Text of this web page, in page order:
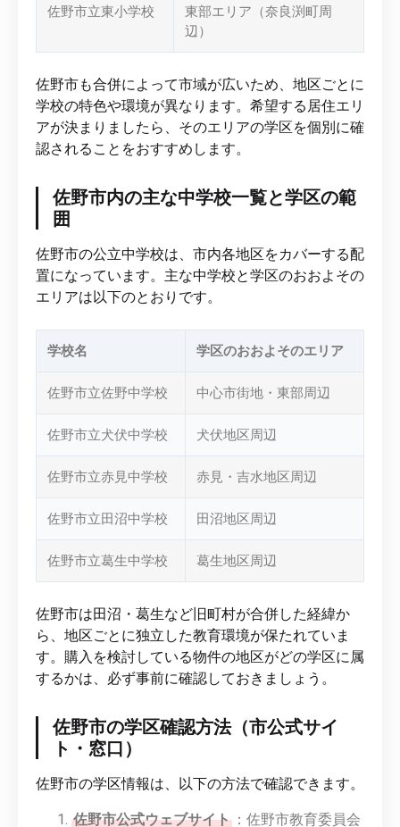
佐野市立東小学校
東部エリア（奈良渕町周
辺）
佐野市も合併によって市域が広いため、地区ごとに
学校の特色や環境が異なります。希望する居住エリ
アが決まりましたら、そのエリアの学区を個別に確
認されることをおすすめします。
佐野市内の主な中学校一覧と学区の範
囲
佐野市の公立中学校は、市内各地区をカバーする配
置になっています。主な中学校と学区のおおよその
エリアは以下のとおりです。
学校名 学区のおおよそのエリア
佐野市立佐野中学校 中心市街地・東部周辺
佐野市立犬伏中学校 犬伏地区周辺
佐野市立赤見中学校 赤見・吉水地区周辺
佐野市立田沼中学校 田沼地区周辺
佐野市立葛生中学校 葛生地区周辺
佐野市は田沼・葛生など旧町村が合併した経緯か
ら、地区ごとに独立した教育環境が保たれていま
す。購入を検討している物件の地区がどの学区に属
するかは、必ず事前に確認しておきましょう。
佐野市の学区確認方法（市公式サイ
ト・窓口）
佐野市の学区情報は、以下の方法で確認できます。
佐野市公式ウェブサイト ：佐野市教育委員会